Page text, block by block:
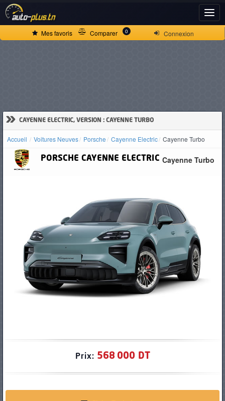
Connexion
Mes favoris Comparer 0
» CAYENNE ELECTRIC, VERSION : CAYENNE TURBO
Accueil Voitures Neuves Porsche Cayenne Electric Cayenne Turbo
PORSCHE CAYENNE ELECTRIC Cayenne Turbo
Prix: 568 000 DT
ACCUEIL
D'OCCASION
PNEUS